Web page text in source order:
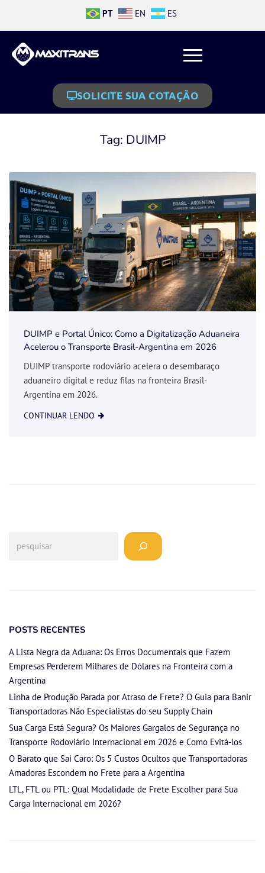
PT EN ES
SOLICITE SUA COTAÇÃO
Tag: DUIMP
DUIMP e Portal Único: Como a Digitalização Aduaneira
Acelerou o Transporte Brasil-Argentina em 2026
DUIMP transporte rodoviário acelera o desembaraço
aduaneiro digital e reduz filas na fronteira Brasil-
Argentina em 2026.
CONTINUAR LENDO
POSTS RECENTES
A Lista Negra da Aduana: Os Erros Documentais que Fazem
Empresas Perderem Milhares de Dólares na Fronteira com a
Argentina
Linha de Produção Parada por Atraso de Frete? O Guia para Banir
Transportadoras Não Especialistas do seu Supply Chain
Sua Carga Está Segura? Os Maiores Gargalos de Segurança no
Transporte Rodoviário Internacional em 2026 e Como Evitá-los
O Barato que Sai Caro: Os 5 Custos Ocultos que Transportadoras
Amadoras Escondem no Frete para a Argentina
LTL, FTL ou PTL: Qual Modalidade de Frete Escolher para Sua
Carga Internacional em 2026?